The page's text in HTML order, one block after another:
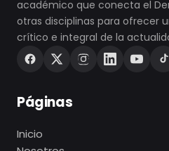
académico que conecta el
otras disciplinas para ofrecer
crítico e integral de la
Páginas
Inicio